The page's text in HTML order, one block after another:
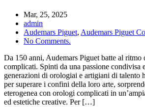
Mar, 25, 2025
admin
Audemars Piguet, Audemars Piguet
No Comments.
Da 150 anni, Audemars Piguet batte al ritmo
complicati. Spinti da una passione condivisa
generazioni di orologiai e artigiani di talento
per superare i confini della loro arte,
eterogenea con orologi complicati in
ed estetiche creative. Per […]